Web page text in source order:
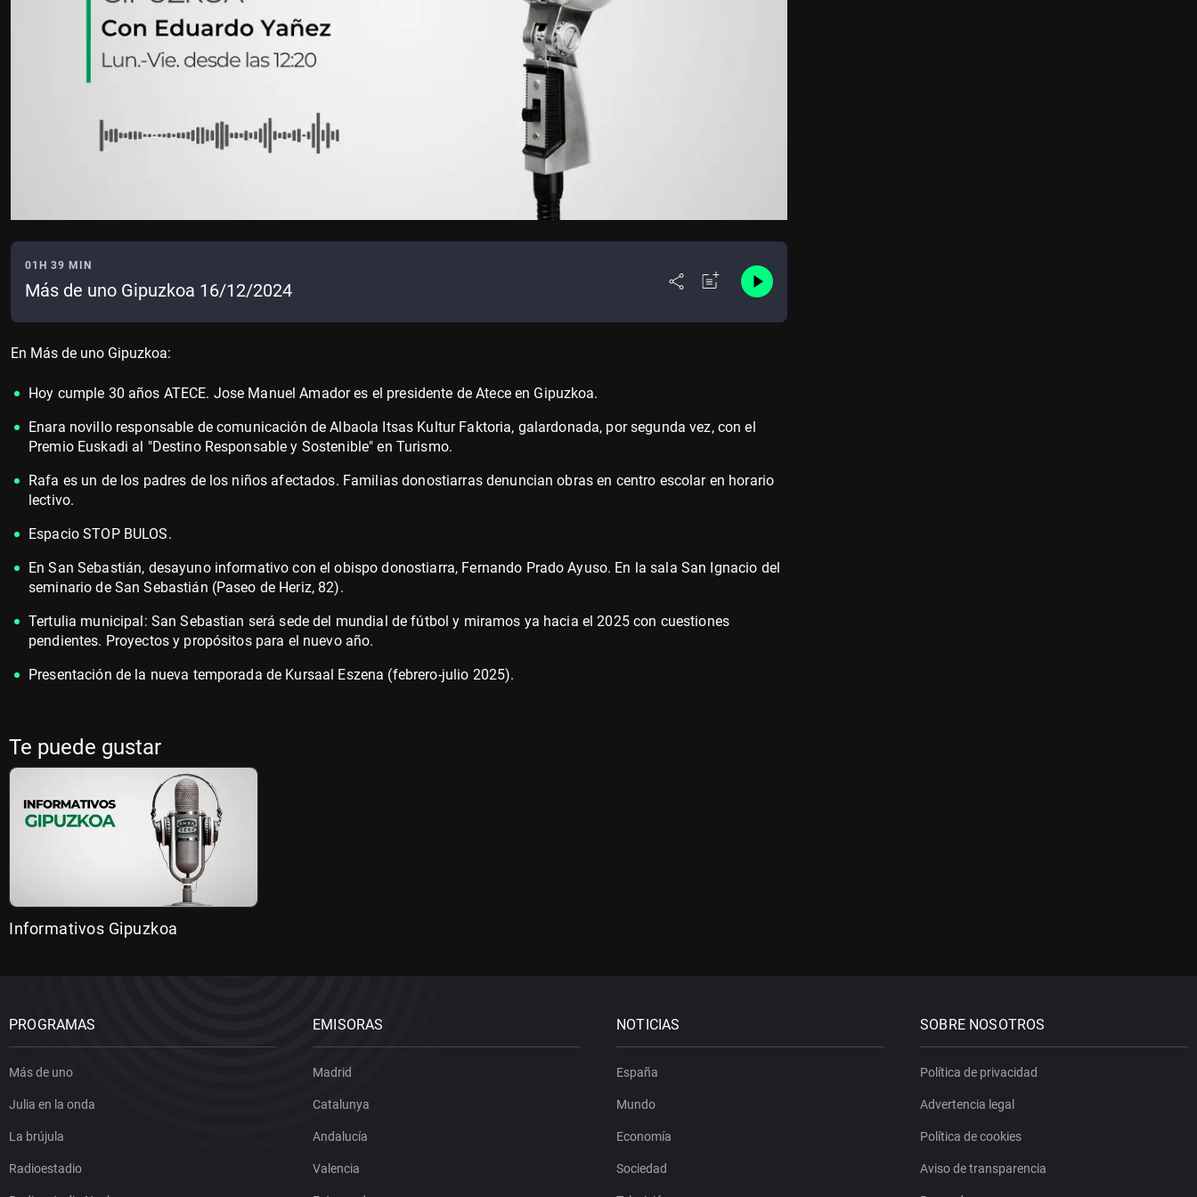
01H 39 MIN
Más de uno Gipuzkoa 16/12/2024
En Más de uno Gipuzkoa:
Hoy cumple 30 años ATECE. Jose Manuel Amador es el presidente de Atece en Gipuzkoa.
Enara novillo responsable de comunicación de Albaola Itsas Kultur Faktoria, galardonada, por segunda vez, con el
Premio Euskadi al "Destino Responsable y Sostenible" en Turismo.
Rafa es un de los padres de los niños afectados. Familias donostiarras denuncian obras en centro escolar en horario
lectivo.
Espacio STOP BULOS.
En San Sebastián, desayuno informativo con el obispo donostiarra, Fernando Prado Ayuso. En la sala San Ignacio del
seminario de San Sebastián (Paseo de Heriz, 82).
Tertulia municipal: San Sebastian será sede del mundial de fútbol y miramos ya hacia el 2025 con cuestiones
pendientes. Proyectos y propósitos para el nuevo año.
Presentación de la nueva temporada de Kursaal Eszena (febrero-julio 2025).
Te puede gustar
Informativos Gipuzkoa
PROGRAMAS
Más de uno
Julia en la onda
La brújula
Radioestadio
EMISORAS
Madrid
Catalunya
Andalucía
Valencia
NOTICIAS
España
Mundo
Economía
Sociedad
SOBRE NOSOTROS
Política de privacidad
Advertencia legal
Política de cookies
Aviso de transparencia